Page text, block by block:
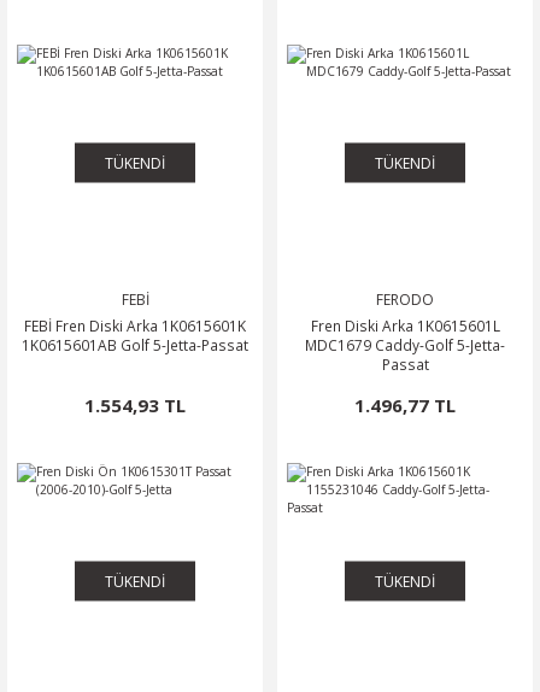
TÜKENDİ
FEBİ
FEBİ Fren Diski Arka 1K0615601K
1K0615601AB Golf 5-Jetta-Passat
1.554,93 TL
TÜKENDİ
FERODO
Fren Diski Arka 1K0615601L
MDC1679 Caddy-Golf 5-Jetta-
Passat
1.496,77 TL
TÜKENDİ TÜKENDİ